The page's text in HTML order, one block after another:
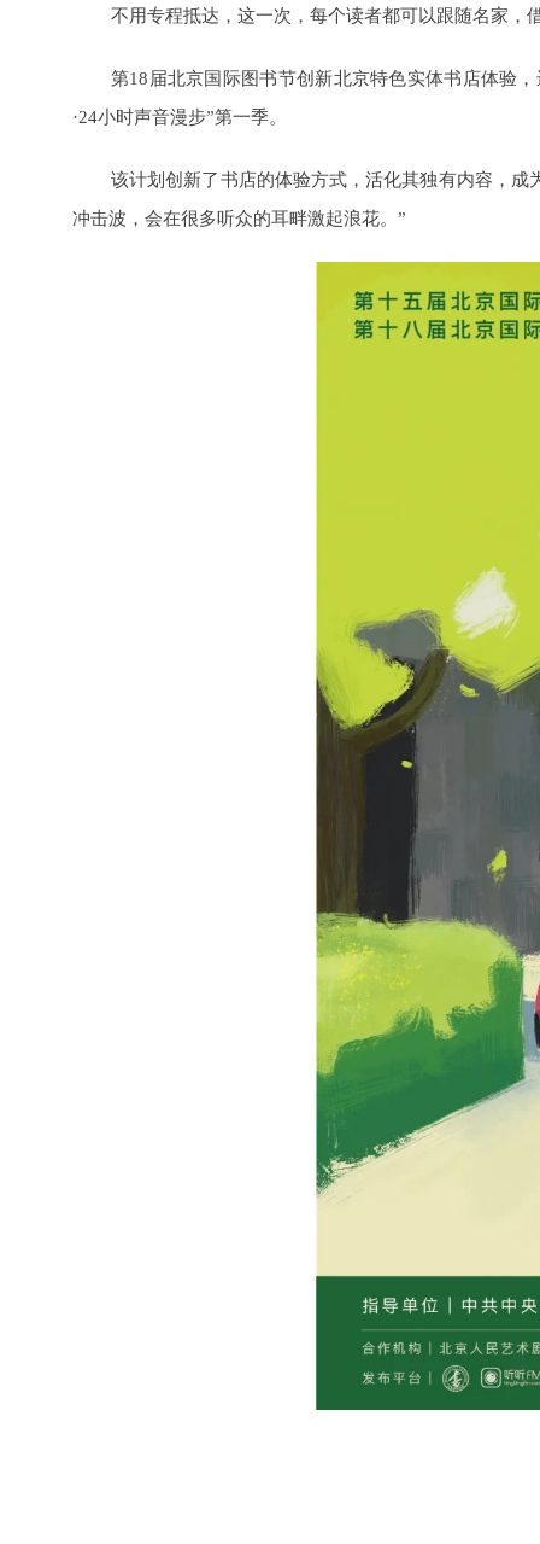
不用专程抵达，这一次，每个读者都可以跟随名家，
第18届北京国际图书节创新北京特色实体书店体验
·24小时声音漫步”第一季。
该计划创新了书店的体验方式，活化其独有内容，
冲击波，会在很多听众的耳畔激起浪花。”